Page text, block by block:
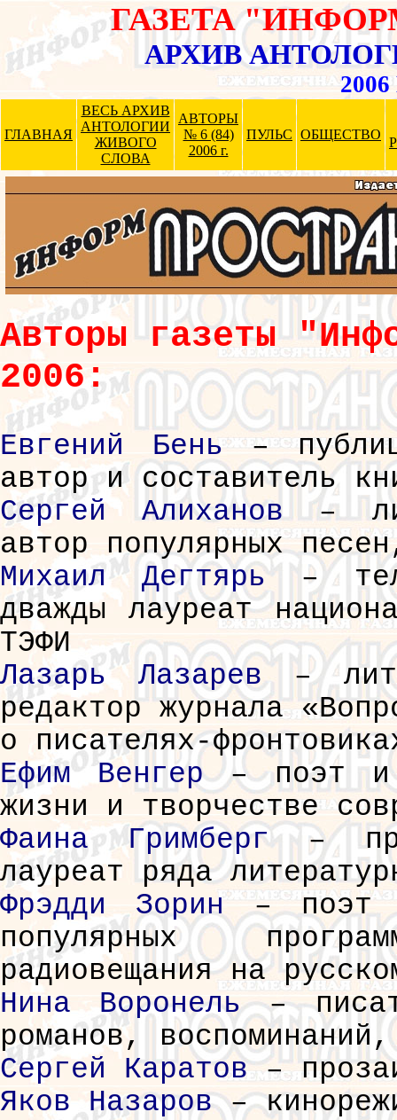
ГАЗЕТА
АРХИВ
ГЛАВНАЯ
ВЕСЬ АРХИВ
АНТОЛОГИИ
ЖИВОГО
СЛОВА
АВТОРЫ
№ 6 (84)
2006 г.
ПУЛЬС ОБЩЕСТВО
Авторы газеты
2006:
Евгений Бень–
автор и составитель
Сергей Алиханов –
автор популярных
Михаил Дегтярь–
дважды лауреат
ТЭФИ
Лазарь Лазарев–
редактор журнала
о писателях-
Ефим Венгер– поэт и
жизни и творчестве
Фаина Гримберг–
лауреат ряда
Фрэдди Зорин– поэт и
популярных
радиовещания на
Нина Воронель–
романов,
Сергей Каратов–
Яков Назаров–